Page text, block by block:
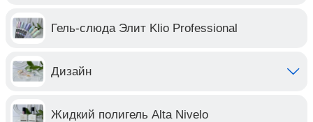
Гель-слюда Элит Klio Professional
Дизайн
Жидкий полигель Alta Nivelo